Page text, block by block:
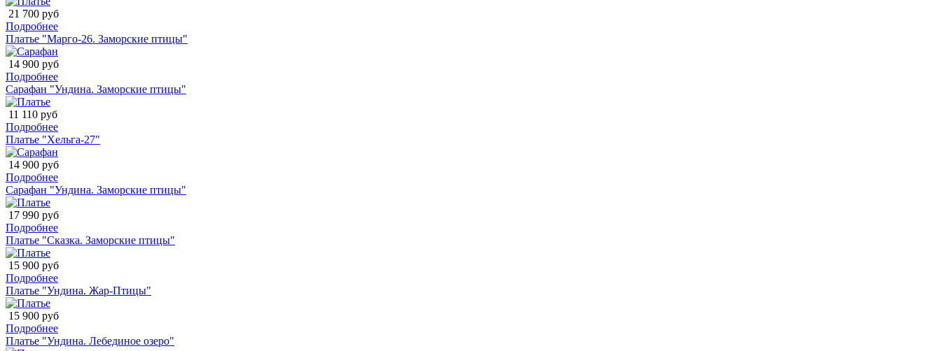
21 700 руб
Подробнее
Платье "Марго-26. Заморские птицы"
14 900 руб
Подробнее
Сарафан "Ундина. Заморские птицы"
11 110 руб
Подробнее
Платье "Хельга-27"
14 900 руб
Подробнее
Сарафан "Ундина. Заморские птицы"
17 990 руб
Подробнее
Платье "Сказка. Заморские птицы"
15 900 руб
Подробнее
Платье "Ундина. Жар-Птицы"
15 900 руб
Подробнее
Платье "Ундина. Лебединое озеро"